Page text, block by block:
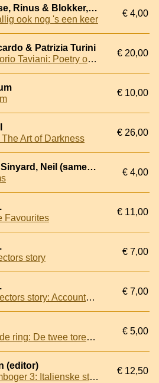
Ferdinandusse, Rinus & Blokker, Jan & Frenkel Frank, Dimitri
ook nog 's een keer
€ 4,00
& Patrizia Turini
Paolo and Vittorio Taviani: Poetry of the Italian Landscape
€ 20,00
€ 10,00
Art of Darkness
€ 26,00
Finler, Joel & Sinyard, Neil (samenstelling)
€ 4,00
Favourites
€ 11,00
story
€ 7,00
The Movie Directors story: Accounts of 140 directors who have made their mark on the English-speaking cinema in general and Hollywood in particular. Inlcuding: Cecil B. DeMille, Stanley Kubrick, David Lean, Alfred Hitchcock, Steven Spielberg
€ 7,00
In de ban van de ring: De twee torens: wegwijzer tot Midden-Aarde
€ 5,00
(editor)
Samlerens filmboger 3: Italienske stjerner
€ 12,50